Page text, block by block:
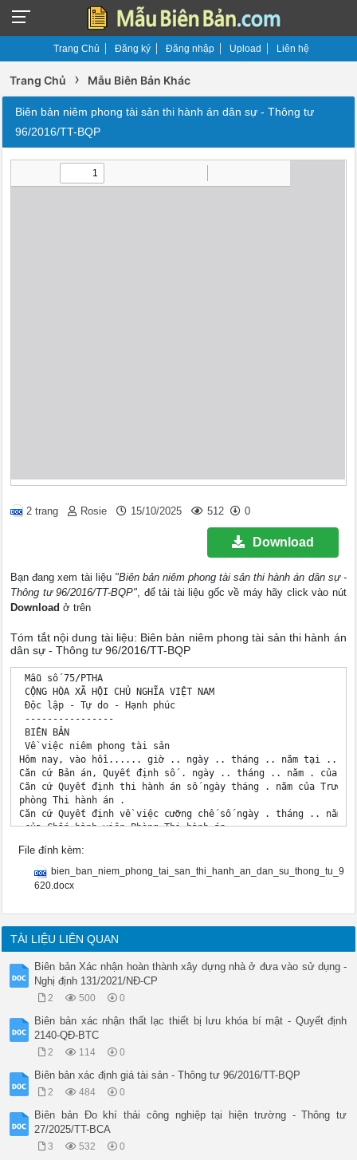
Trang Chủ Đăng ký Đăng nhập Upload Liên hệ
Trang Chủ › Mẫu Biên Bản Khác
Biên bản niêm phong tài sản thi hành án dân sự - Thông tư
96/2016/TT-BQP
2 trang Rosie 15/10/2025 512 0
Download
Bạn đang xem tài liệu "Biên bản niêm phong tài sản thi hành án dân sự -
Thông tư 96/2016/TT-BQP", để tải tài liệu gốc về máy hãy click vào nút
Download ở trên
Tóm tắt nội dung tài liệu: Biên bản niêm phong tài sản thi hành án
dân sự - Thông tư 96/2016/TT-BQP
Mẫu số 75/PTHA
CỘNG HÒA XÃ HỘI CHỦ NGHĨA VIỆT NAM
Độc lập - Tự do - Hạnh phúc
----------------
BIÊN BẢN
Về việc niêm phong tài sản
Hôm nay, vào hồi...... giờ .. ngày .. tháng ..
Căn cứ Bản án, Quyết định số . ngày .. tháng .. năm .
Căn cứ Quyết định thi hành án số ngày tháng . năm của
phòng Thi hành án .
Căn cứ Quyết định về việc cưỡng chế số ngày . tháng .. năm
của Chấp hành viên Phòng Thi hành án
Ông (bà): ., chức vụ: Chấp hành viên.
Ông (bà): ., chức vụ:
Ông (bà): ., chức vụ:
Ông (bà): ., đại diện Viện kiểm sát quân sự
Ông (bà): ., là người chứng kiến
Ông (bà): .., người được thi hành án
Ông (bà): , người phải thi hành án
Lập biên bản niêm phong tài sản của ông
Tài sản niêm phong: (nêu rõ tình trạng từng loại tài sản
niêm phong)
mọi người nghe, không ai có ý kiến khác, nhất trí cùng ký
NGƯỜI GHI BIÊN BẢN CHẤP HÀNH VIÊN
(Ký, ghi rõ họ, tên) (Ký, ghi rõ họ, tên)
File đính kèm:
bien_ban_niem_phong_tai_san_thi_hanh_an_dan_su_thong_tu_9
620.docx
TÀI LIỆU LIÊN QUAN
Biên bản Xác nhận hoàn thành xây dựng nhà ở đưa vào sử dụng -
Nghị định 131/2021/NĐ-CP
2 500 0
Biên bản xác nhận thất lạc thiết bị lưu khóa bí mật - Quyết định
2140-QĐ-BTC
2 114 0
Biên bản xác định giá tài sản - Thông tư 96/2016/TT-BQP
2 484 0
Biên bản Đo khí thải công nghiệp tại hiện trường - Thông tư
27/2025/TT-BCA
3 532 0